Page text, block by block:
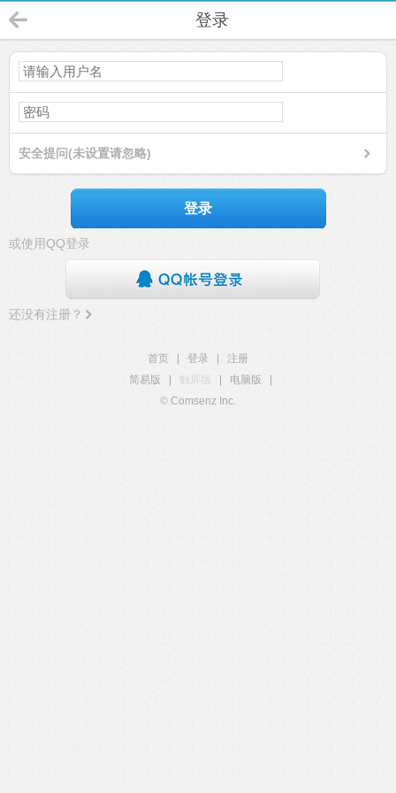
登录
安全提问(未设置请忽略)
登录
或使用QQ登录
还没有注册？
首页 登录
注册
简易版
触屏版 电脑版
© Comsenz Inc.